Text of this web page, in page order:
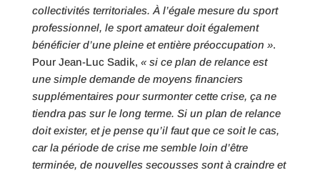
collectivités territoriales. À l’égale mesure du sport
professionnel, le sport amateur doit également
bénéficier d’une pleine et entière préoccupation ».
Pour Jean-Luc Sadik, « si ce plan de relance est
une simple demande de moyens financiers
supplémentaires pour surmonter cette crise, ça ne
tiendra pas sur le long terme. Si un plan de relance
doit exister, et je pense qu’il faut que ce soit le cas,
car la période de crise me semble loin d’être
terminée, de nouvelles secousses sont à craindre et